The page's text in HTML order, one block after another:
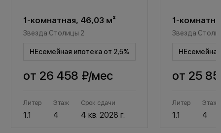
1-комнатная, 46,03 м²
Звезда Столицы 2
НЕсемейная ипотека от 2,5%
от 26 458 ₽/мес
Литер
1.1
Этаж
4
Срок сдачи
4 кв. 2028 г.
1-
Звезда
от 25
Литер
1.1
Этаж
4